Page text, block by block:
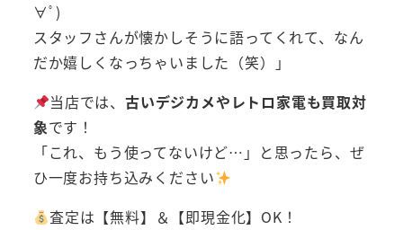
∀ﾟ)
スタッフさんが懐かしそうに語ってくれて、なん
だか嬉しくなっちゃいました（笑）」
当店では、古いデジカメやレトロ家電も買取対
象です！
「これ、もう使ってないけど…」と思ったら、ぜ
ひ一度お持ち込みください
査定は【無料】＆【即現金化】OK！